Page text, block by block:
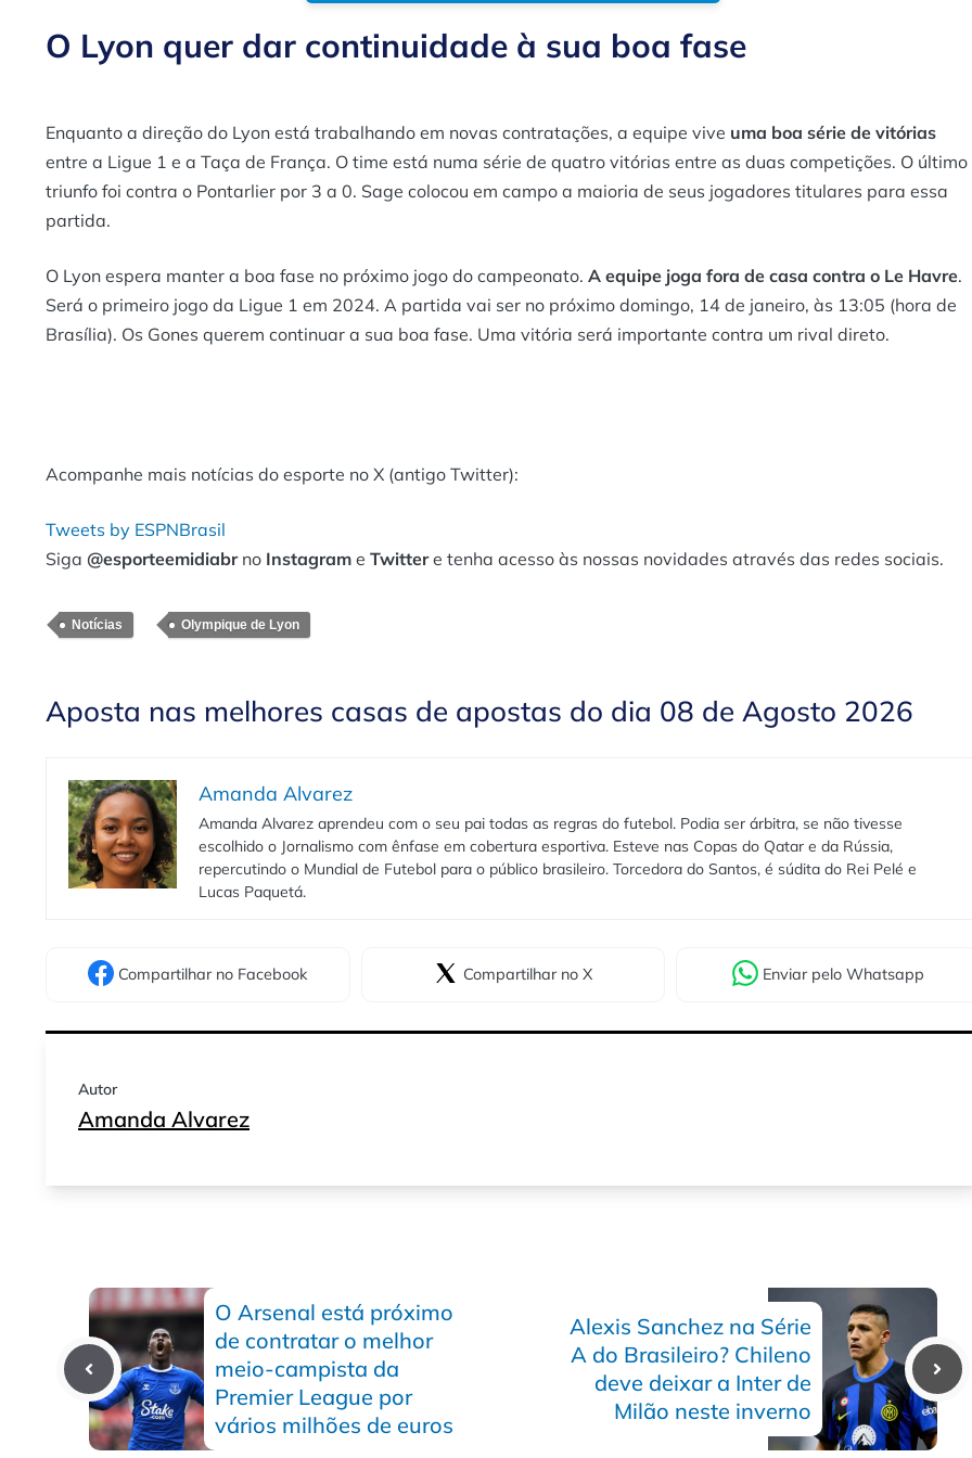
O Lyon quer dar continuidade à sua boa fase
Enquanto a direção do Lyon está trabalhando em novas contratações, a equipe vive uma boa série de vitórias
entre a Ligue 1 e a Taça de França. O time está numa série de quatro vitórias entre as duas competições. O último
triunfo foi contra o Pontarlier por 3 a 0. Sage colocou em campo a maioria de seus jogadores titulares para essa
partida.
O Lyon espera manter a boa fase no próximo jogo do campeonato. A equipe joga fora de casa contra o Le Havre.
Será o primeiro jogo da Ligue 1 em 2024. A partida vai ser no próximo domingo, 14 de janeiro, às 13:05 (hora de
Brasília). Os Gones querem continuar a sua boa fase. Uma vitória será importante contra um rival direto.
Acompanhe mais notícias do esporte no X (antigo Twitter):
Tweets by ESPNBrasil
Siga @esporteemidiabrno Instagram e Twittere tenha acesso às nossas novidades através das redes sociais.
Notícias Olympique de Lyon
Aposta nas melhores casas de apostas do dia 08 de Agosto 2026
Amanda Alvarez
Amanda Alvarez aprendeu com o seu pai todas as regras do futebol. Podia ser árbitra, se não tivesse
escolhido o Jornalismo com ênfase em cobertura esportiva. Esteve nas Copas do Qatar e da Rússia,
repercutindo o Mundial de Futebol para o público brasileiro. Torcedora do Santos, é súdita do Rei Pelé e
Lucas Paquetá.
Compartilhar no Facebook Compartilhar no X Enviar pelo Whatsapp
Autor
Amanda Alvarez
O Arsenal está próximo
de contratar o melhor
meio-campista da
Premier League por
vários milhões de euros
Alexis Sanchez na Série
A do Brasileiro? Chileno
deve deixar a Inter de
Milão neste inverno